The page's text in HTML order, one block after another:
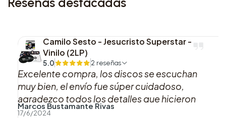
especialmente bien para quienes valoran una
edición física con contenido ampliado y una
estética distinta dentro de la etapa Dangerous
Woman.
Camilo Sesto - Jesucristo Superstar -
Vinilo (2LP)
5.0 2 reseñas
Excelente compra, los discos se escuchan
muy bien, el envío fue súper cuidadoso,
agradezco todos los detalles que hicieron
que esta compra fuera muy muy agradable,
Marcos Bustamante Rivas
17/6/2024